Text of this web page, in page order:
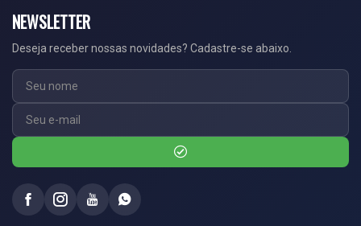
NEWSLETTER
Deseja receber nossas novidades? Cadastre-se abaixo.